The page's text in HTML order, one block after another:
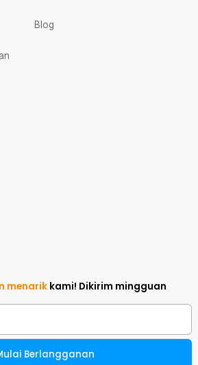
Blog
menarik kami! Dikirim mingguan
Berlangganan